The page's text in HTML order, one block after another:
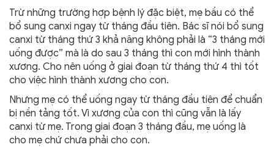
Trừ những trường hợp bệnh lý đặc biệt, mẹ bầu có thể
bổ sung canxi ngay từ tháng đầu tiên. Bác sĩ nói bổ sung
canxi từ tháng thứ 3 khả năng không phải là “3 tháng mới
uống được” mà là do sau 3 tháng thì con mới hình thành
xương. Cho nên uống ở giai đoạn từ tháng thứ 4 thì tốt
cho việc hình thành xương cho con.
Nhưng mẹ có thể uống ngay từ tháng đầu tiên để chuẩn
bị nền tảng tốt. Vì xương của con thì cũng vẫn là lấy
canxi từ mẹ. Trong giai đoạn 3 tháng đầu, mẹ uống là
cho mẹ chứ chưa phải cho con.